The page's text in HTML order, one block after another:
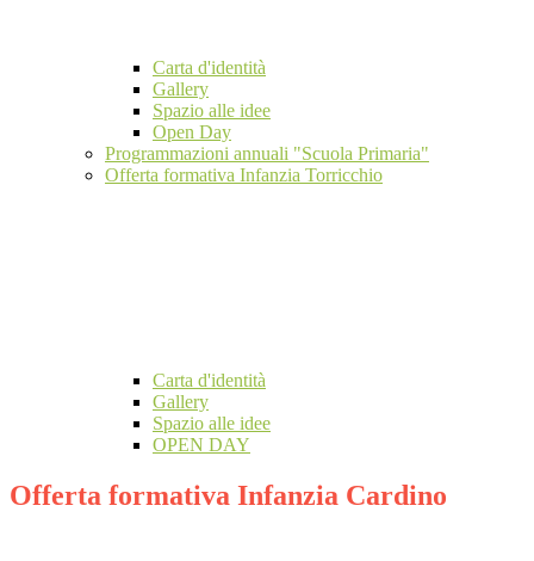
Carta d'identità
Gallery
Spazio alle idee
Open Day
Programmazioni annuali "Scuola Primaria"
Offerta formativa Infanzia Torricchio
Carta d'identità
Gallery
Spazio alle idee
OPEN DAY
Offerta formativa Infanzia Cardino